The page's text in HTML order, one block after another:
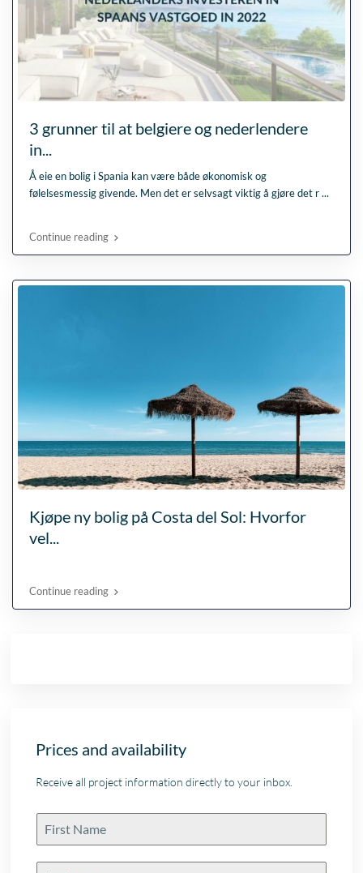
3 grunner til at belgiere og nederlendere
in...
Å eie en bolig i Spania kan være både økonomisk og
følelsesmessig givende. Men det er selvsagt viktig å gjøre det r...
Continue reading
Kjøpe ny bolig på Costa del Sol: Hvorfor
vel...
Continue reading
Prices and availability
Receive all project information directly to your inbox.